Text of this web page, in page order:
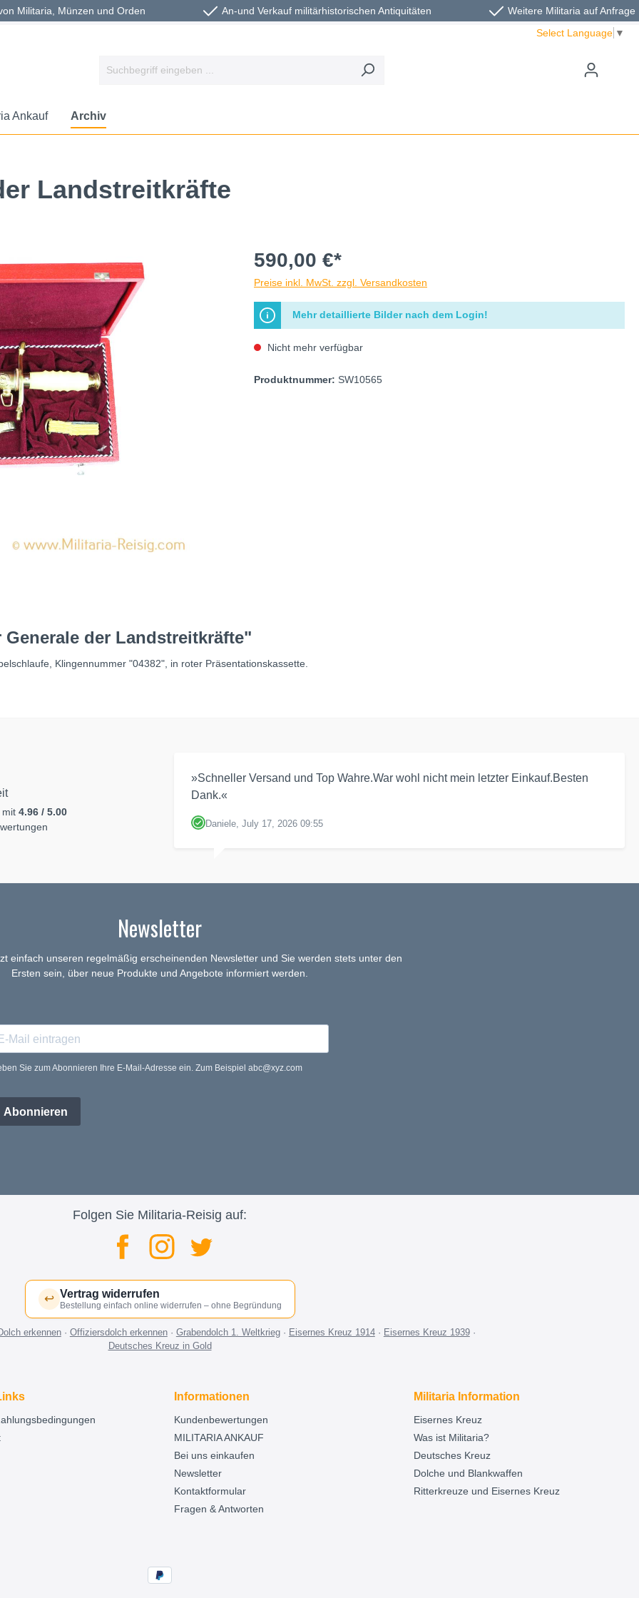
Militaria, Münzen und Orden An-und Verkauf militärhistorischen Antiquitäten
Weitere Militaria auf Anfrage
Select Language ▼
Ankauf Archiv
Landstreitkräfte
590,00 €*
Preise inkl. MwSt. zzgl. Versandkosten
Mehr detaillierte Bilder nach dem Login!
Nicht mehr verfügbar
Produktnummer: SW10565
der Landstreitkräfte"
Klingennummer "04382", in roter Präsentationskassette.
mit 4.96 / 5.00
»Schneller Versand und Top Wahre.War wohl nicht mein letzter Einkauf.Besten
Dank.«
Daniele, July 17, 2026 09:55
Newsletter
einfach unseren regelmäßig erscheinenden Newsletter und Sie werden stets unter den
Ersten sein, über neue Produkte und Angebote informiert werden.
Sie zum Abonnieren Ihre E-Mail-Adresse ein. Zum Beispiel abc@xyz.com
Abonnieren
Folgen Sie Militaria-Reisig auf:
↩ Vertrag widerrufen
Bestellung einfach online widerrufen – ohne Begründung
erkennen· Offiziersdolch erkennen· Grabendolch 1. Weltkrieg· Eisernes Kreuz 1914· Eisernes Kreuz 1939·
Deutsches Kreuz in Gold
Informationen
Kundenbewertungen
MILITARIA ANKAUF
Bei uns einkaufen
Newsletter
Kontaktformular
Fragen & Antworten
Militaria Information
Eisernes Kreuz
Was ist Militaria?
Deutsches Kreuz
Dolche und Blankwaffen
Ritterkreuze und Eisernes Kreuz